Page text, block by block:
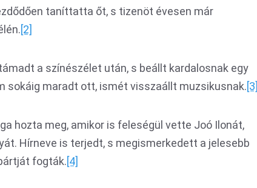
taníttatta őt, s tizenöt évesen már
[2]
a színészélet után, s beállt kardalosnak egy
sokáig maradt ott, ismét visszaállt muzsikusnak.[3]
hozta meg, amikor is feleségül vette Joó Ilonát,
Hírneve is terjedt, s megismerkedett a jelesebb
fogták.[4]